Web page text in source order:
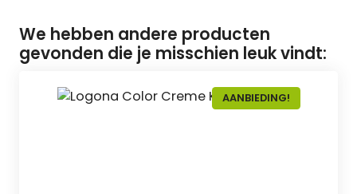
We hebben andere producten
gevonden die je misschien leuk vindt:
AANBIEDING!